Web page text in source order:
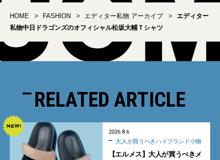
HOME FASHION エディター私物 アーカイブ
エディター
私物中日ドラゴンズのオフィシャル松坂大輔Ｔシャツ
RELATED ARTICLE
2026.8.6
大人が買うべきハイブランド小物
【エルメス】大人が買うべきメ